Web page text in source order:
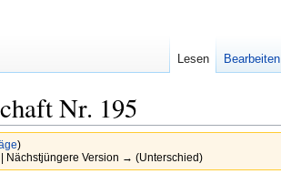
Nr. 195
)
Nächstjüngere Version → (Unterschied)
Lesen Bearbeiten